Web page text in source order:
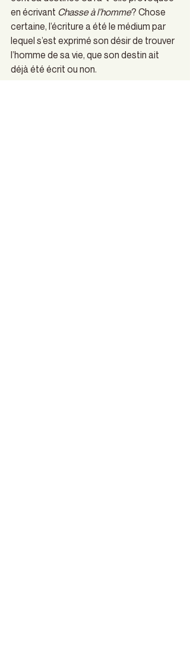
en écrivant Chasse à l’homme? Chose
certaine, l’écriture a été le médium par
lequel s’est exprimé son désir de trouver
l’homme de sa vie, que son destin ait
déjà été écrit ou non.